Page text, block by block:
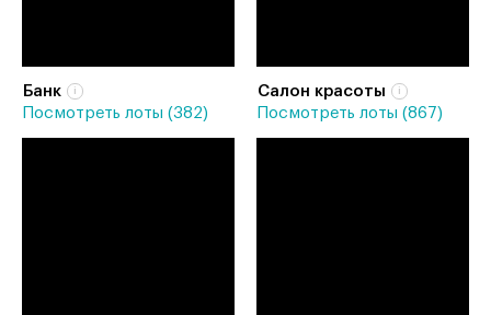
Банк
Посмотреть лоты (382)
Салон красоты
Посмотреть лоты (867)